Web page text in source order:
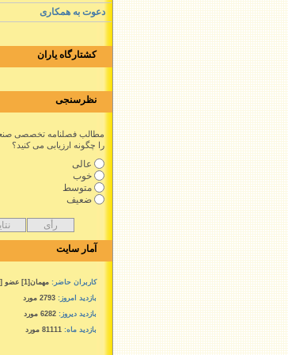
دعوت به همکاری
کشتارگاه یاران
نظرسنجی
مطالب فصلنامه تخصصی
را چگونه ارزیابی می کنید؟
عالی
خوب
متوسط
ضعیف
آمار سایت
کاربران حاضر: مهمان[1] عضو [0]
بازدید امروز: 2793 مورد
بازدید دیروز: 6282 مورد
بازدید ماه: 81111 مورد